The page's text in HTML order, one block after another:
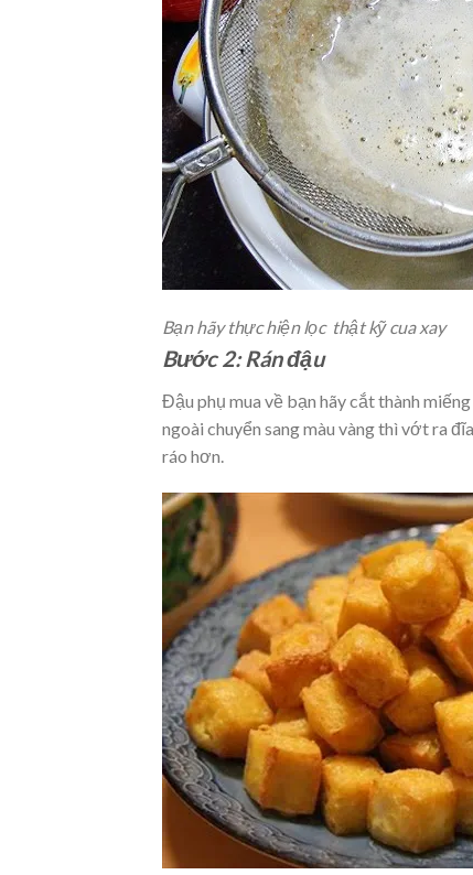
Bạn hãy thực hiện lọc thật kỹ cua xay
Bước 2: Rán đậu
Đậu phụ mua về bạn hãy cắt thành
ngoài chuyển sang màu vàng thì vớt ra
ráo hơn.